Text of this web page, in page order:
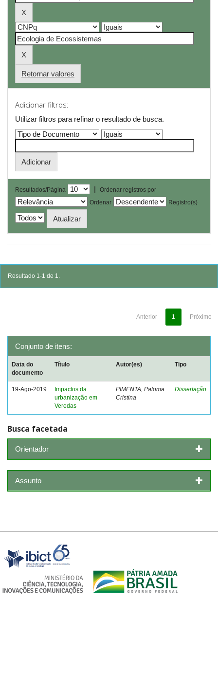
Retornar valores
Adicionar filtros:
Utilizar filtros para refinar o resultado de busca.
Resultados/Página |
Ordenar registros por
Ordenar
Registro(s)
Resultado 1-1 de 1.
Anterior 1 Próximo
Conjunto de itens:
Data do
documento
Título Autor(es) Tipo
19-Ago-2019
Impactos da
urbanização em
Veredas
PIMENTA, Paloma
Cristina
Dissertação
Busca facetada
Orientador
Assunto